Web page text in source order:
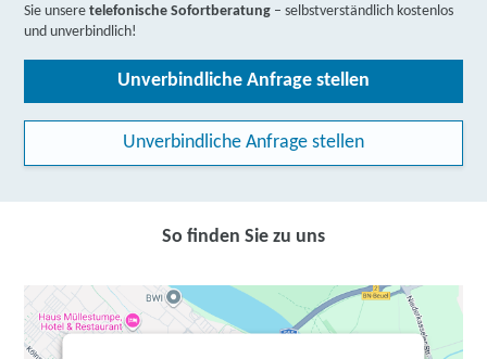
Sie unseretelefonische Sofortberatung – selbstverständlich kostenlos
und unverbindlich!
Unverbindliche Anfrage stellen
Unverbindliche Anfrage stellen
So finden Sie zu uns